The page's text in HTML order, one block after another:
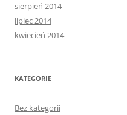
sierpień 2014
lipiec 2014
kwiecień 2014
KATEGORIE
Bez kategorii